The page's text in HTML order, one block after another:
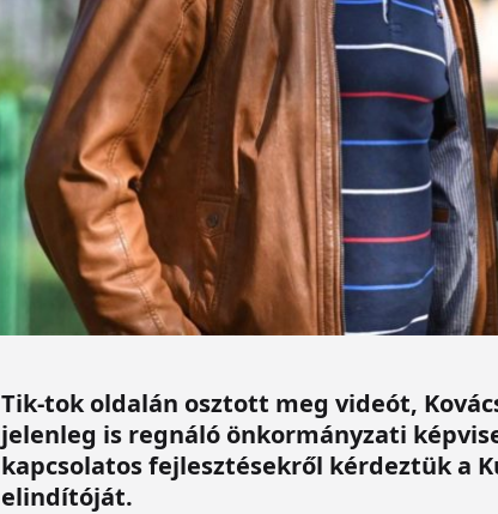
Tik-tok oldalán osztott meg videót,
jelenleg is regnáló önkormányzati
kapcsolatos fejlesztésekről kérdeztük a
elindítóját.